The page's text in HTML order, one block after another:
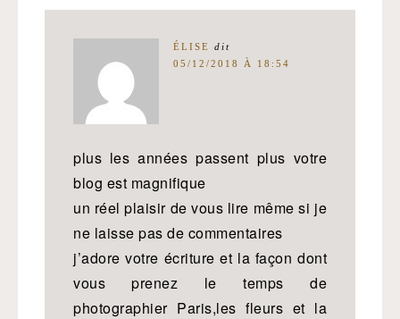
ÉLISE dit
05/12/2018 À 18:54
plus les années passent plus votre
blog est magnifique
un réel plaisir de vous lire même si je
ne laisse pas de commentaires
j’adore votre écriture et la façon dont
vous prenez le temps de
photographier Paris,les fleurs et la